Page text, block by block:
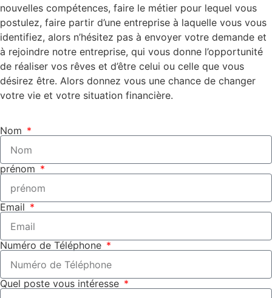
nouvelles compétences, faire le métier pour lequel vous
postulez, faire partir d’une entreprise à laquelle vous vous
identifiez, alors n’hésitez pas à envoyer votre demande et
à rejoindre notre entreprise, qui vous donne l’opportunité
de réaliser vos rêves et d’être celui ou celle que vous
désirez être. Alors donnez vous une chance de changer
votre vie et votre situation financière.
Nom
prénom
Email
Numéro de Téléphone
Quel poste vous intéresse